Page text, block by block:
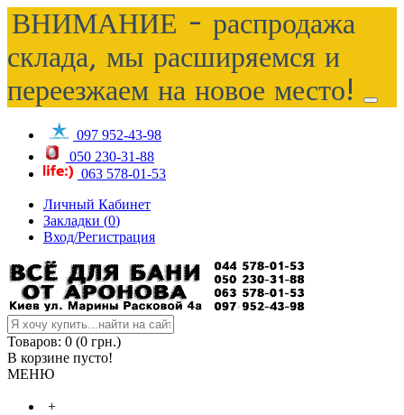
ВНИМАНИЕ - распродажа
склада, мы расширяемся и
переезжаем на новое место!
097 952-43-98
050 230-31-88
063 578-01-53
Личный Кабинет
Закладки (0)
Вход/Регистрация
Товаров: 0 (0 грн.)
В корзине пусто!
МЕНЮ
+